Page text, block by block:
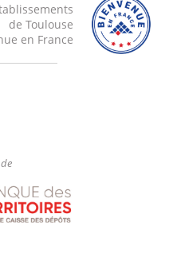
de Toulouse
en France